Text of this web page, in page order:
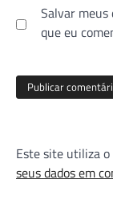
Salvar meus
que eu
Este site utiliza
seus dados em